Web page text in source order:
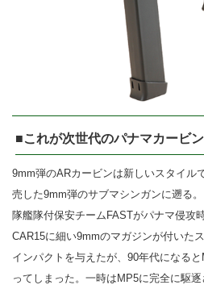
■これが次世代のパナマカービン
9mm弾のARカービンは新しいスタイル
売した9mm弾のサブマシンガンに遡る
隊艦隊付保安チームFASTがパナマ侵攻
CAR15に細い9mmのマガジンが付いた
インパクトを与えたが、90年代になる
ってしまった。一時はMP5に完全に駆